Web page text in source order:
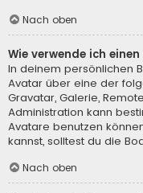
Nach oben
Wie verwende ich
In deinem persönlichen
Avatar über eine der
Gravatar, Galerie,
Administration kann
Avatare benutzen
kannst, solltest du die
Nach oben